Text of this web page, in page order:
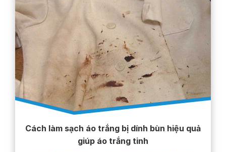
Cách làm sạch áo trắng bị dính bùn hiệu quả
giúp áo trắng tinh